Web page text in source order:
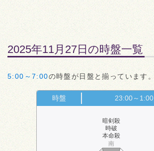
2025年11月27日の時盤一覧
5:00～7:00の時盤が日盤と揃っています。
時盤 23:00～1:00
暗剣殺
時破
本命殺
南